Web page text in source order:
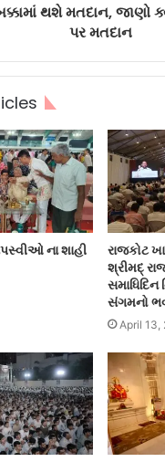
થશે મતદાન, જાણો
પર મતદાન
ના શાહી
રાજકોટ
શ્રીમદ્
સમાધિદિન
સંગમનો
April 13,